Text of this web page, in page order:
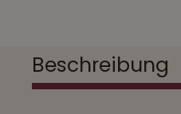
Beschreibung